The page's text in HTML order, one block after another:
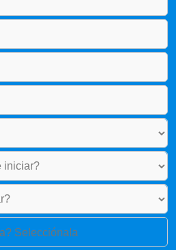
Selecciónala